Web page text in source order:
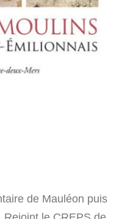
de Mauléon puis